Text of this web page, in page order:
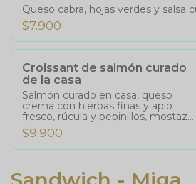
Queso cabra, hojas verdes y salsa
$7.900
Croissant de salmón curado
de la casa
Salmón curado en casa, queso
crema con hierbas finas y apio
fresco, rúcula y pepinillos, mostaza
suave.
$9.900